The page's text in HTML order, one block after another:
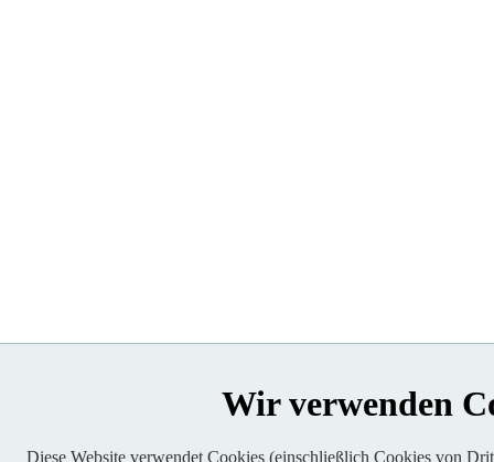
Wir verwenden
Diese Website verwendet Cookies (einschließlich Cookies von